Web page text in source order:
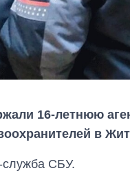
16-летнюю
в
СБУ.